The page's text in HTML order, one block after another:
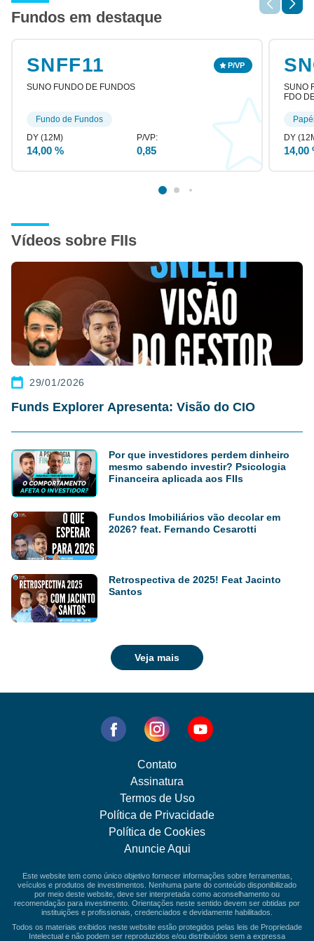
Fundos em destaque
SNFF11
SUNO FUNDO DE FUNDOS
14,00 % 0,85
Fundo de Fundos
SUNO
FDO
14,00
Vídeos sobre FIIs
29/01/2026
Funds Explorer Apresenta: Visão do CIO
Por que investidores perdem dinheiro
mesmo sabendo investir? Psicologia
Financeira aplicada aos FIIs
Fundos Imobiliários vão decolar em
2026? feat. Fernando Cesarotti
Retrospectiva de 2025! Feat Jacinto
Santos
Veja mais
Contato
Assinatura
Termos de Uso
Política de Privacidade
Política de Cookies
Anuncie Aqui
Este website tem como único objetivo fornecer informações sobre ferramentas,
veículos e produtos de investimentos. Nenhuma parte do conteúdo disponibilizado
por meio deste website, deve ser interpretada como aconselhamento ou
recomendação para investimento. Orientações neste sentido devem ser obtidas por
instituições e profissionais, credenciados e devidamente habilitados.
Todos os materiais exibidos neste website estão protegidos pelas leis de Propriedade
Intelectual e não podem ser reproduzidos e/ou distribuídos sem a expressa